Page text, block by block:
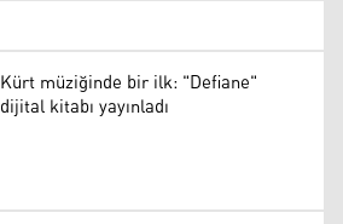
Kürt müziğinde bir ilk: "Defiane"
dijital kitabı yayınladı